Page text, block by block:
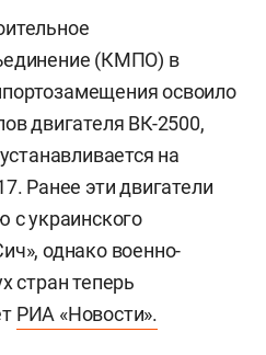
(КМПО) в
освоило
двигателя ВК-2500,
на
Ранее эти двигатели
с украинского
однако военно-
стран теперь
РИА «Новости».